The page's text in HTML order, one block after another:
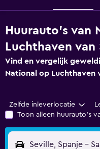
Huurauto's van
Luchthaven van
Vind en vergelijk
National op Luchthaven
Zelfde inleverlocatie
Toon alleen huurauto's
Seville, Spanje -